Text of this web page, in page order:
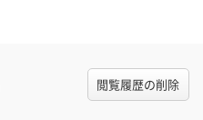
閲覧履歴の削除